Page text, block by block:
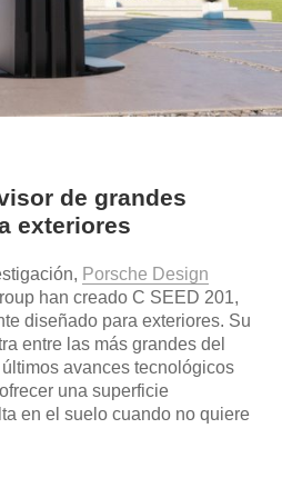
de grandes
exteriores
Porsche Design
han creado C SEED 201,
diseñado para exteriores. Su
entre las más grandes del
avances tecnológicos
una superficie
en el suelo cuando no quiere